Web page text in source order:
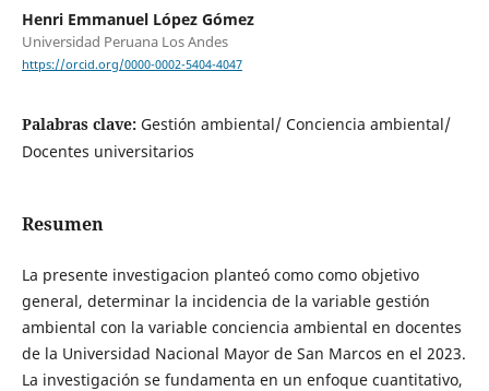
Henri Emmanuel López Gómez
Universidad Peruana Los Andes
https://orcid.org/0000-0002-5404-4047
Palabras clave: Gestión ambiental/ Conciencia ambiental/
Docentes universitarios
Resumen
La presente investigacion planteó como como objetivo
general, determinar la incidencia de la variable gestión
ambiental con la variable conciencia ambiental en docentes
de la Universidad Nacional Mayor de San Marcos en el 2023.
La investigación se fundamenta en un enfoque cuantitativo,